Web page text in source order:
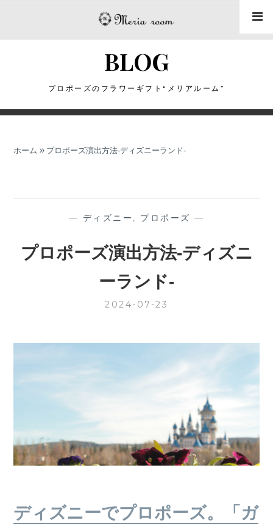
ス
BLOG
プロポーズのフラワーギフト“メリアルーム”
ホーム » プロポーズ演出方法‐ディズニーランド‐
— ディズニー , プロポーズ —
プロポーズ演出方法‐ディズニ
ーランド‐
2024-07-23
ディズニーでプロポーズ。「ガ